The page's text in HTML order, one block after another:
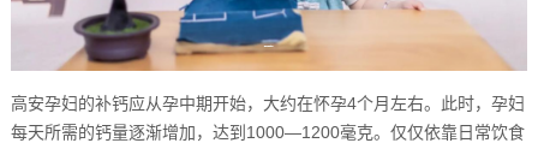
高安孕妇的补钙应从孕中期开始，大约在怀孕4个月左右。此时，孕妇
每天所需的钙量逐渐增加，达到1000—1200毫克。仅仅依靠日常饮食